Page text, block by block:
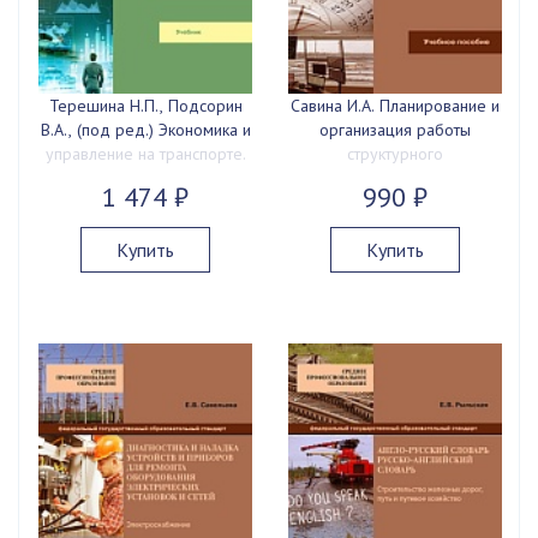
Терешина Н.П., Подсорин
В.А., (под ред.) Экономика и
управление на транспорте.
1 474 ₽
Купить
Савина И.А. Планирование и
организация работы
структурного
128 с.
990 ₽
Купить